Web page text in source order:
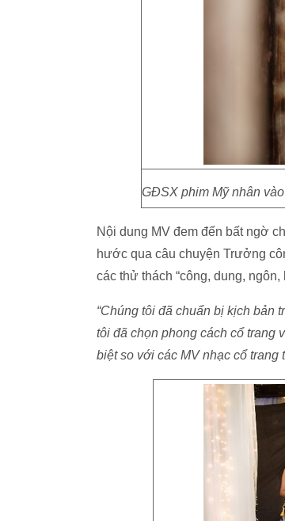
GĐSX phim Mỹ nhân
Nội dung MV đem đến bất ngờ
hước qua câu chuyện Trưởng
các thử thách “công, dung,
“Chúng tôi đã chuẩn bị kịch bản
tôi đã chọn phong cách cổ trang
biệt so với các MV nhạc cổ trang